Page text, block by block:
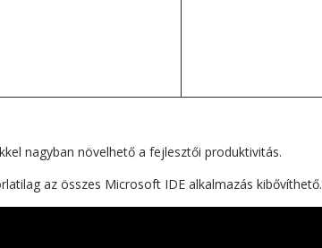
nagyban növelhető a fejlesztői produktivitás.
az összes Microsoft IDE alkalmazás kibővíthető.